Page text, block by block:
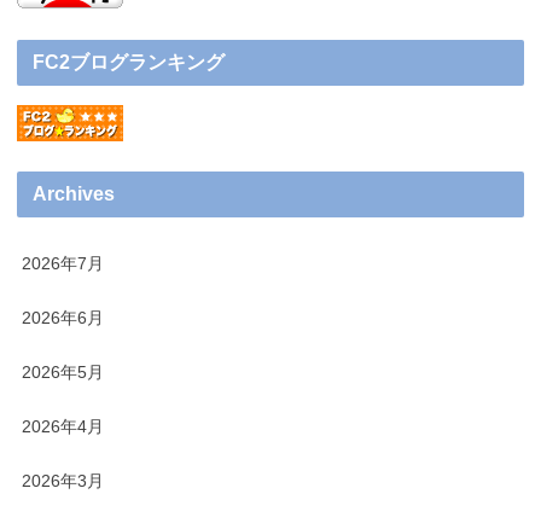
FC2ブログランキング
Archives
2026年7月
2026年6月
2026年5月
2026年4月
2026年3月